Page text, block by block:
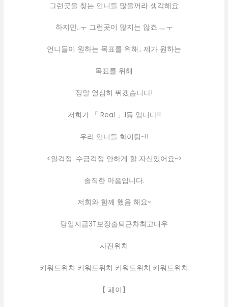
그런곳을 찾는 언니들 많을꺼라 생각해요
하지만..ㅜ 그런곳이 많지는 않죠.ㅡㅜ
언니들이 원하는 목표를 위해.. 제가 원하는
목표를 위해
정말 열심히 뛰겠습니다!
저희가 「 Real 」1등 입니다!!
우리 언니들 화이팅~!!
<일걱정. 수금걱정 안하게 할 자신있어요~>
솔직한 마음입니다.
저희와 함께 했음 해요~
당일지급3T보장출퇴근차최고대우
사진위치
키워드위치 키워드위치 키워드위치 키워드위치
【 페이】